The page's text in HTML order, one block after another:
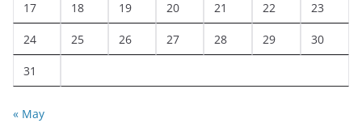
17 18 19 20 21 22 23
24 25 26 27 28 29 30
31
« May